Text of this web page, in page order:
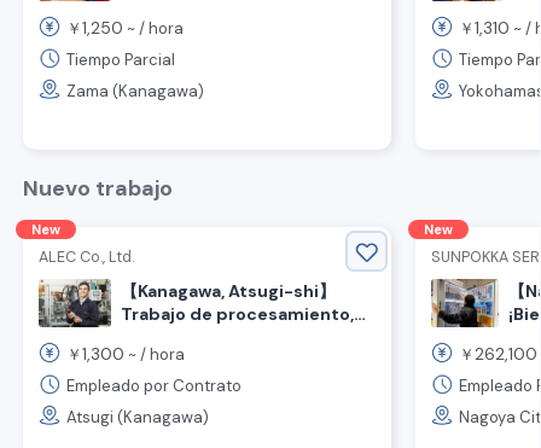
Prefecture, Zama City,
Minamirinkan Station 》
￥1,250 ~ /hora
Tiempo Parcial
Zama (Kanagawa)
￥1,310 ~ /
Tiempo
Nuevo trabajo
New
ALEC Co., Ltd.
【Kanagawa, Atsugi-shi】
Trabajo de procesamiento,
equipos de combustible
para automóviles.
￥1,300 ~ /hora
Empleado por Contrato
Atsugi (Kanagawa)
New
SUNPOKKA
【
￥ 262,100
Empleado
Nagoya